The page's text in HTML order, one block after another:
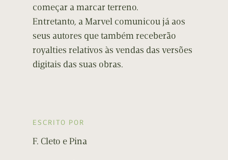
começar a marcar terreno.
Entretanto, a Marvel comunicou já aos
seus autores que também receberão
royalties relativos às vendas das versões
digitais das suas obras.
ESCRITO POR
F. Cleto e Pina